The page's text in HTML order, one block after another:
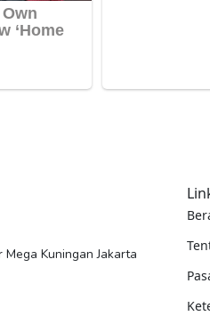
Kuningan Jakarta